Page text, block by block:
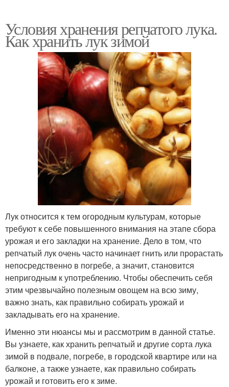
Условия хранения репчатого лука.
Как хранить лук зимой
Лук относится к тем огородным культурам, которые
требуют к себе повышенного внимания на этапе сбора
урожая и его закладки на хранение. Дело в том, что
репчатый лук очень часто начинает гнить или прорастать
непосредственно в погребе, а значит, становится
непригодным к употреблению. Чтобы обеспечить себя
этим чрезвычайно полезным овощем на всю зиму,
важно знать, как правильно собирать урожай и
закладывать его на хранение.
Именно эти нюансы мы и рассмотрим в данной статье.
Вы узнаете, как хранить репчатый и другие сорта лука
зимой в подвале, погребе, в городской квартире или на
балконе, а также узнаете, как правильно собирать
урожай и готовить его к зиме.